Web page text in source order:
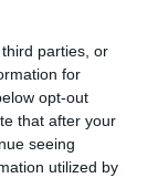
parties, or
for
opt-out
that after your
seeing
utilized by